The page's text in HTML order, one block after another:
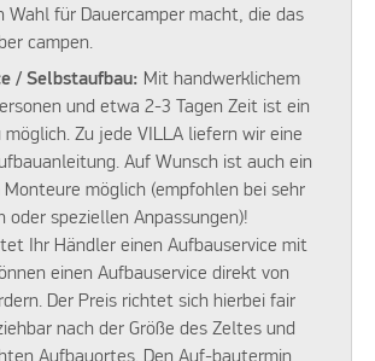
Wahl für Dauercamper macht, die das
campen.
/ Selbstaufbau: Mit handwerklichem
und etwa 2-3 Tagen Zeit ist ein
Zu jede VILLA liefern wir eine
Auf Wunsch ist auch ein
Monteure möglich (empfohlen bei sehr
oder speziellen Anpassungen)!
Ihr Händler einen Aufbauservice mit
einen Aufbauservice direkt von
Der Preis richtet sich hierbei fair
nach der Größe des Zeltes und